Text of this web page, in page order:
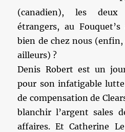
(canadien), les deux
étrangers, au
bien de chez nous
ailleurs) ?
Denis Robert est un
pour son infatigable
de compensation de
blanchir l’argent sales
affaires. Et Catherine